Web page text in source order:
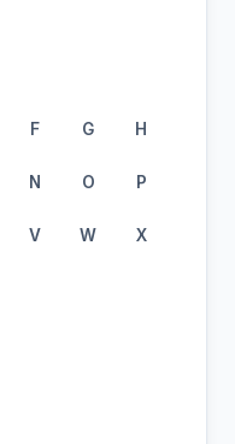
F G H
N O P
V W X